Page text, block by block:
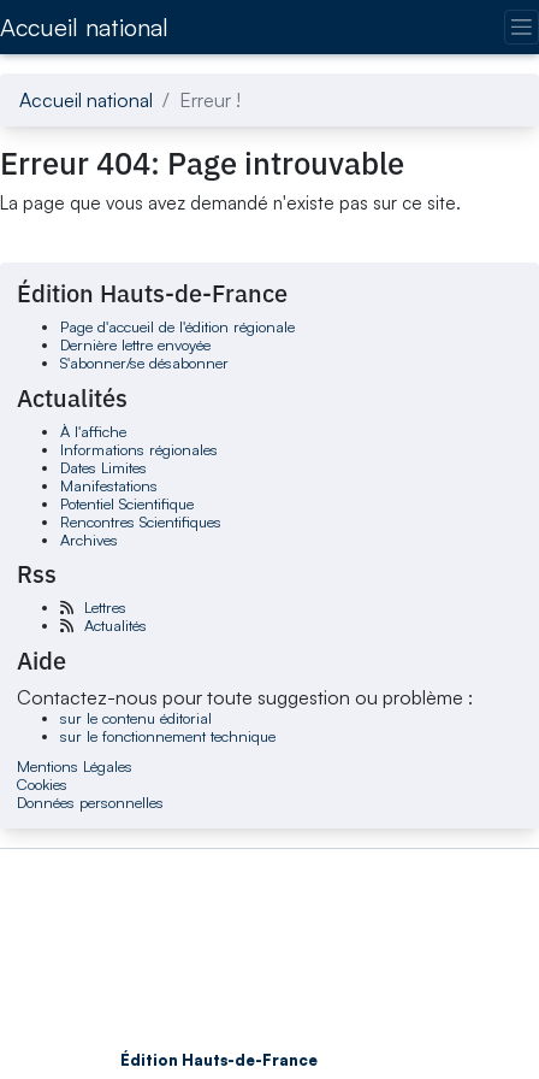
Accueil national
Accueil national Erreur !
Erreur 404: Page introuvable
La page que vous avez demandé n'existe pas sur ce site.
Édition Hauts-de-France
Page d'accueil de l'édition régionale
Dernière lettre envoyée
S'abonner/se désabonner
Actualités
À l'affiche
Informations régionales
Dates Limites
Manifestations
Potentiel Scientifique
Rencontres Scientifiques
Archives
Rss
Lettres
Actualités
Aide
Contactez-nous pour toute suggestion ou problème :
sur le contenu éditorial
sur le fonctionnement technique
Mentions Légales
Cookies
Données personnelles
Édition Hauts-de-France